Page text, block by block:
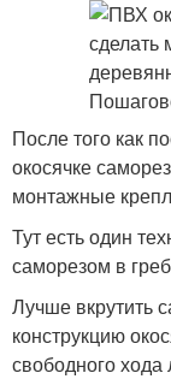
После того как
окосячке
монтажные
Тут есть один
саморезом в
Лучше вкрутить
конструкцию
свободного